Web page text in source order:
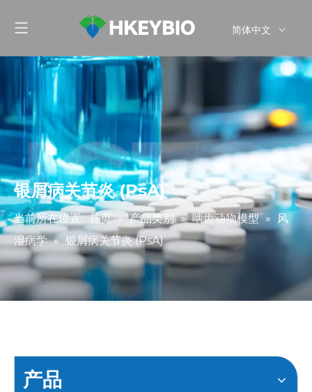
简体中文
银屑病关节炎 (PsA)
当前所在位置: 首页 » 产品类别 » 啮齿动物模型 »
风
湿病学 » 银屑病关节炎 (PsA)
产品